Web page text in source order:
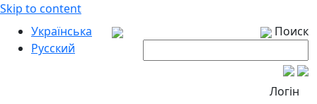
Skip to content
Українська
Русский
Поиск
Логін